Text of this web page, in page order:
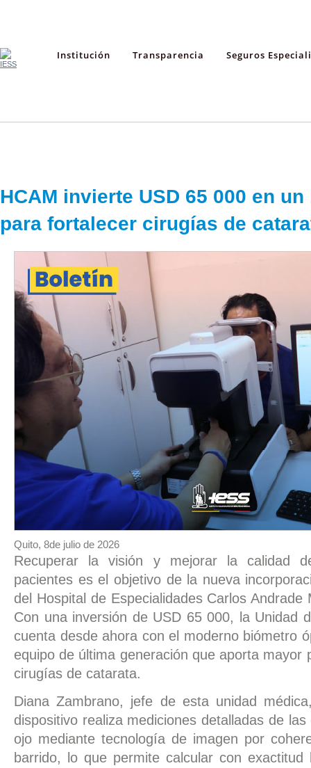
Institución Transparencia Seguros
HCAM invierte USD 65 000 en
para fortalecer cirugías de
Quito, 8de julio de 2026
Recuperar la visión y mejorar la calidad
pacientes es el objetivo de la nueva
del Hospital de Especialidades Carlos Andrade
Con una inversión de USD 65 000, la Unidad
cuenta desde ahora con el moderno biómetro
equipo de última generación que aporta mayor
cirugías de catarata.
Diana Zambrano, jefe de esta unidad
dispositivo realiza mediciones detalladas de
ojo mediante tecnología de imagen por
barrido, lo que permite calcular con exactitud